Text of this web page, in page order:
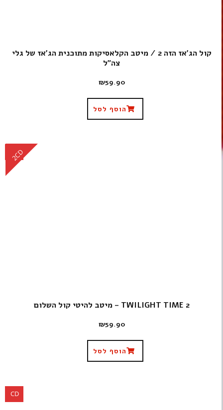
קול הג'אז הזה 2 / מיטב הקלאסיקות מתוכנית הג'אז של גלי
צה"ל
₪59.90
הוסף לסל
CD
2CD
TWILIGHT TIME 2 – מיטב להיטי קול השלום
₪59.90
הוסף לסל
CD